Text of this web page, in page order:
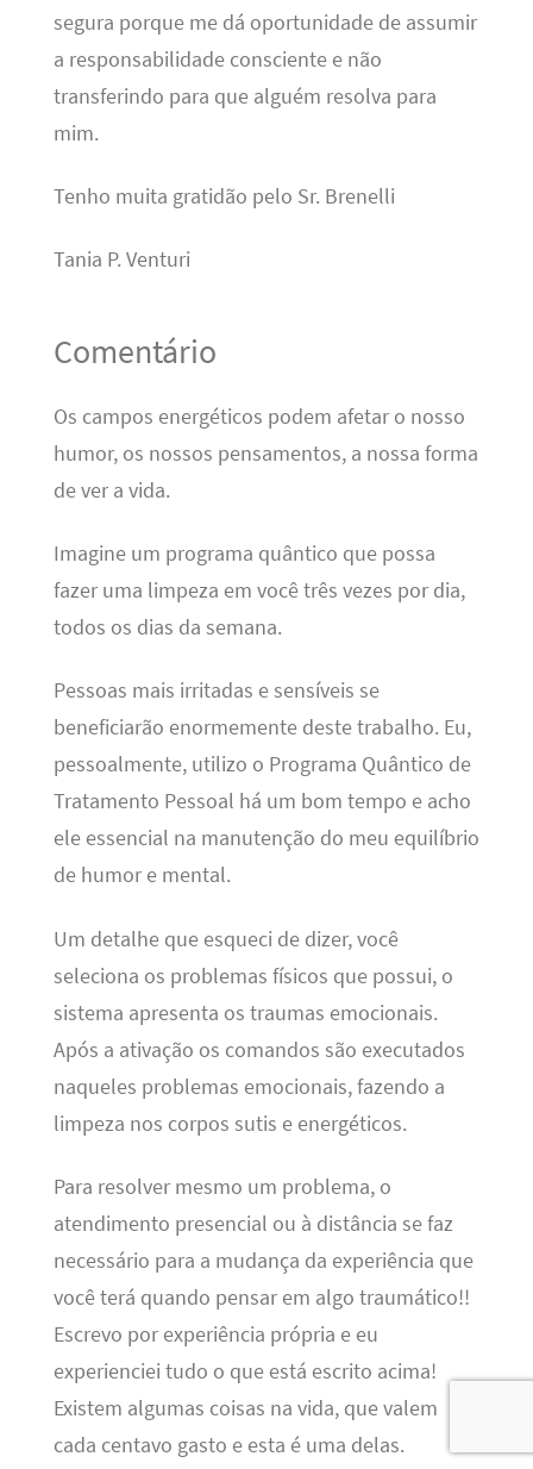
segura porque me dá oportunidade de assumir
a responsabilidade consciente e não
transferindo para que alguém resolva para
mim.
Tenho muita gratidão pelo Sr. Brenelli
Tania P. Venturi
Comentário
Os campos energéticos podem afetar o nosso
humor, os nossos pensamentos, a nossa forma
de ver a vida.
Imagine um programa quântico que possa
fazer uma limpeza em você três vezes por dia,
todos os dias da semana.
Pessoas mais irritadas e sensíveis se
beneficiarão enormemente deste trabalho. Eu,
pessoalmente, utilizo o Programa Quântico de
Tratamento Pessoal há um bom tempo e acho
ele essencial na manutenção do meu equilíbrio
de humor e mental.
Um detalhe que esqueci de dizer, você
seleciona os problemas físicos que possui, o
sistema apresenta os traumas emocionais.
Após a ativação os comandos são executados
naqueles problemas emocionais, fazendo a
limpeza nos corpos sutis e energéticos.
Para resolver mesmo um problema, o
atendimento presencial ou à distância se faz
necessário para a mudança da experiência que
você terá quando pensar em algo traumático!!
Escrevo por experiência própria e eu
experienciei tudo o que está escrito acima!
Existem algumas coisas na vida, que valem
cada centavo gasto e esta é uma delas.